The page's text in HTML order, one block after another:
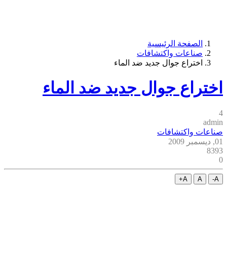
الصفحة الرئيسية
صناعات واكتشافات
اختراع جوال جديد ضد الماء
اختراع جوال جديد ضد الماء
4
admin
صناعات واكتشافات
01, ديسمبر 2009
8393
0
A-
A
A+